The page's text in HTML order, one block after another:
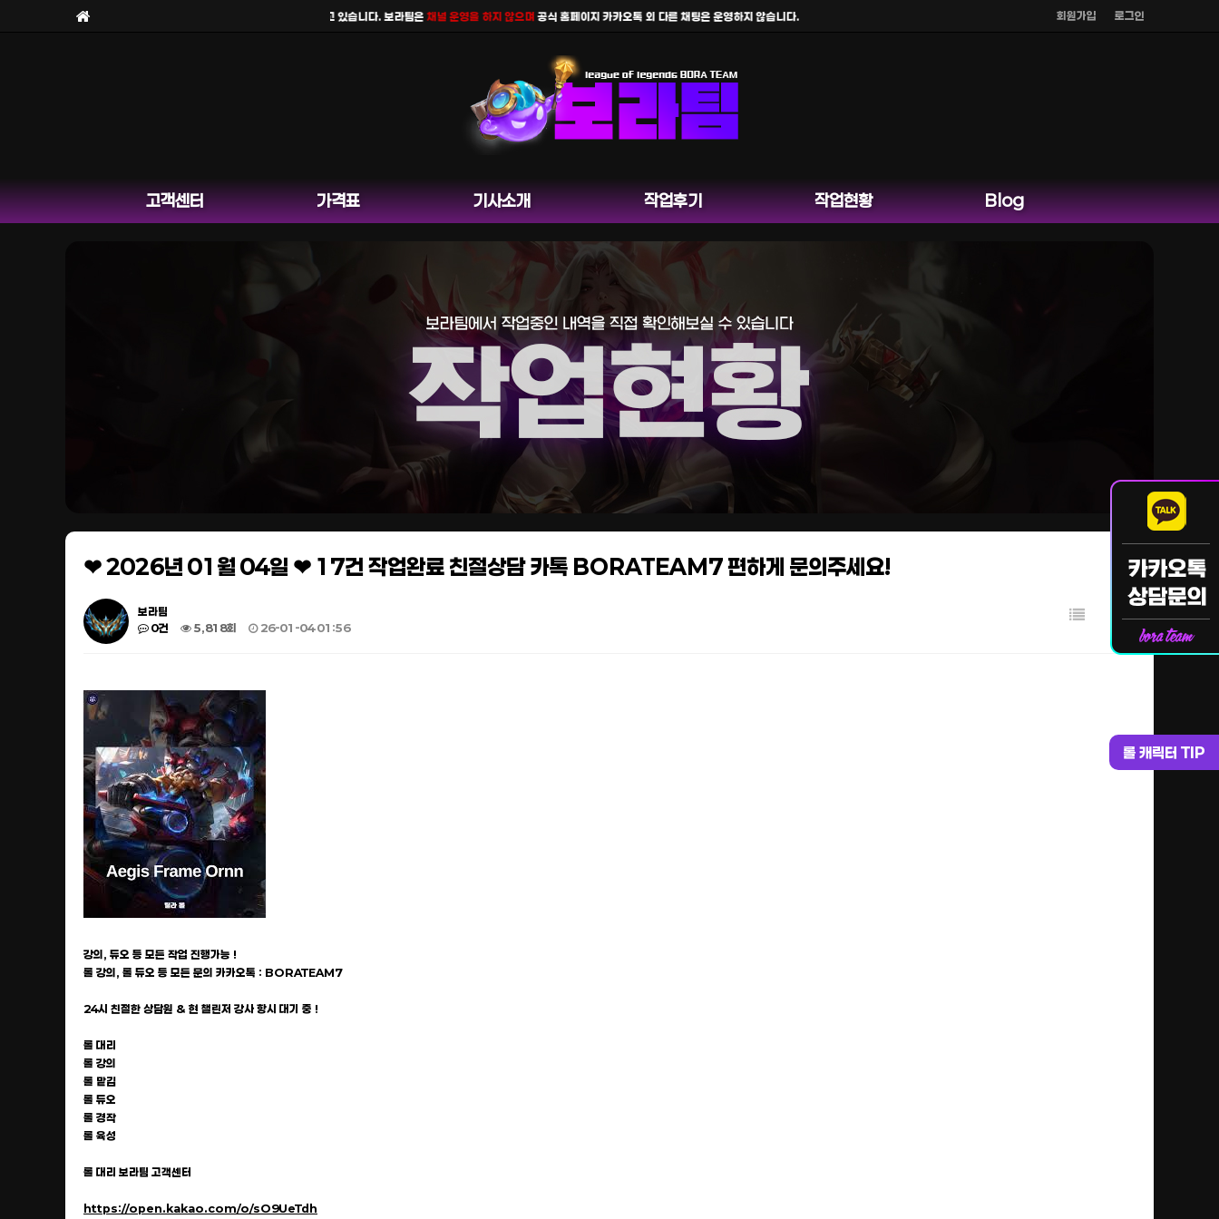
회원가입 로그인
가 늘고 있습니다. 보라팀은채널 운영을 하지 않으며공식 홈페이지 카카오톡 외 다른 채팅은 운영하지 않습니다.
롤 캐릭터 TIP
고객센터 가격표 기사소개 작업후기 작업현황 Blog
❤ 2026년 01월 04일 ❤ 17건 작업완료 친절상담 카톡 BORATEAM7 편하게 문의주세요!
보라팀
0건
5,818회 26-01-04 01:56
강의, 듀오 등 모든 작업 진행가능 !
롤 강의, 롤 듀오 등 모든 문의 카카오톡 : BORATEAM7
24시 친절한 상담원 & 현 챌린저 강사 항시 대기 중 !
롤 대리
롤 강의
롤 맡김
롤 듀오
롤 경작
롤 육성
롤 대리 보라팀 고객센터
https://open.kakao.com/o/sO9UeTdh